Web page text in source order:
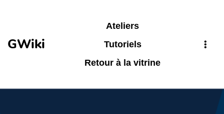
GWiki
Ateliers
Tutoriels
Retour à la vitrine